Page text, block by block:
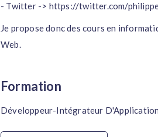
- Twitter -> https://twitter.com/
Je propose donc des cours en
Web.
Formation
Développeur-Intégrateur